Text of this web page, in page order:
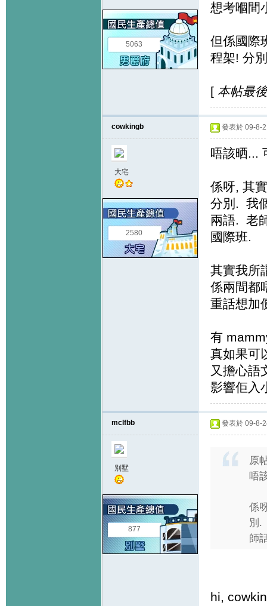
5063
想考嗰間
但係國際
程架! 分
[ 本帖最
cowkingb
大宅
2580
發表於 09-8-
唔該晒...
係呀, 其
分別. 我
兩語. 老
國際班.
其實我所
係兩間都
重話想
有
真如果可
又擔心語
影響佢入
mclfbb
別墅
877
發表於 09-8-
原
唔
係
別.
師
hi,